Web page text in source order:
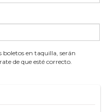
boletos en taquilla, serán
de que esté correcto.